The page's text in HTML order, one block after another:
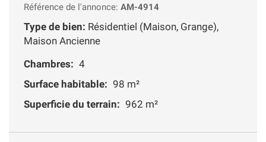
Référence de l'annonce: AM-4914
Type de bien: Résidentiel (Maison, Grange),
Maison Ancienne
Chambres: 4
Surface habitable: 98 m²
Superficie du terrain: 962 m²